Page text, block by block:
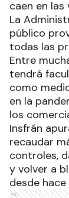
caen en
La
público
todas las
Entre
tendrá
como
en la
los
Insfrán
recaudar
controles,
y volver a
desde
Ads